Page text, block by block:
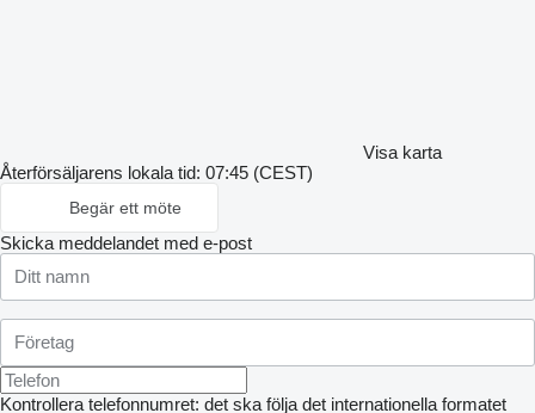
Visa karta
Återförsäljarens lokala tid: 07:45 (CEST)
Begär ett möte
Skicka meddelandet med e-post
Kontrollera telefonnumret: det ska följa det internationella formatet